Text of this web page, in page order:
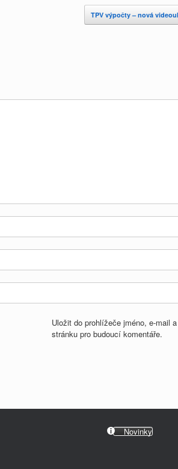
TPV výpočty – nová
Uložit do prohlížeče jméno, e-mail
stránku pro budoucí komentáře.
Novinky